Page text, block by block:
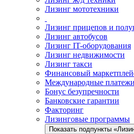
Лизинг мототехники
Лизинг прицепов и
Лизинг автобусов
Лизинг IT-оборудования
Лизинг недвижимости
Лизинг такси
Финансовый
Международные платежи
Бонус безупречности
Банковские гарантии
Факторинг
Лизинговые программы
Показать подпункты